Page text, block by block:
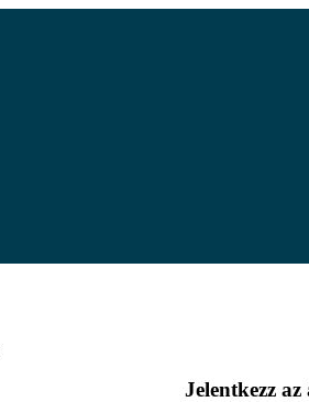
Jelentkezz az